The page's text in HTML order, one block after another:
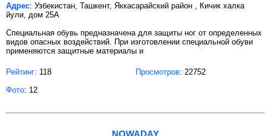
Адрес: Узбекистан, Ташкент, Яккасарайский район , Кичик халка
йули, дом 25А
Специальная обувь предназначена для защиты ног от определенных
видов опасных воздействий. При изготовлении специальной обуви
применяются защитные материалы и
Рейтинг: 118 Просмотров: 22752
Фото: 12
NOWADAY